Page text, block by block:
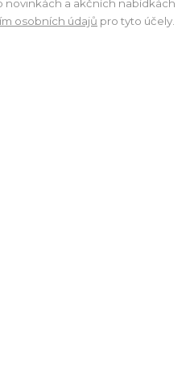
novinkách a akčních nabídkách
osobních údajů pro tyto účely.